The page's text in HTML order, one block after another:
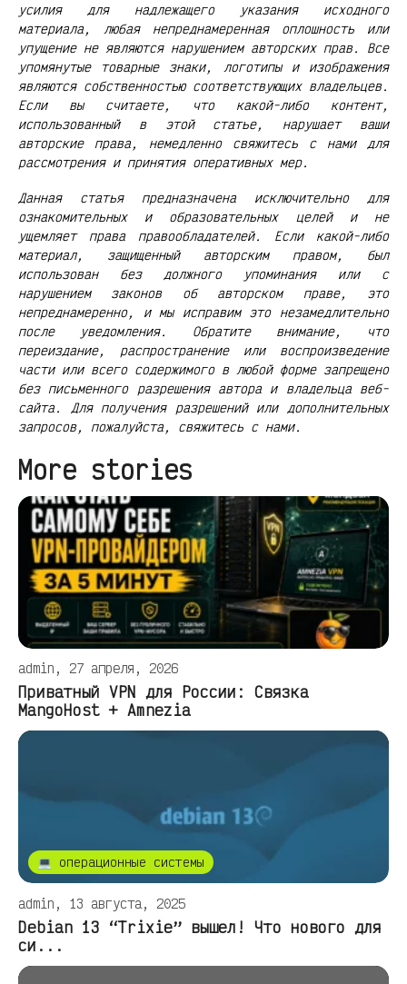
усилия для надлежащего указания исходного
материала, любая непреднамеренная оплошность или
упущение не являются нарушением авторских прав. Все
упомянутые товарные знаки, логотипы и изображения
являются собственностью соответствующих владельцев.
Если вы считаете, что какой-либо контент,
использованный в этой статье, нарушает ваши
авторские права, немедленно свяжитесь с нами для
рассмотрения и принятия оперативных мер.
Данная статья предназначена исключительно для
ознакомительных и образовательных целей и не
ущемляет права правообладателей. Если какой-либо
материал, защищенный авторским правом, был
использован без должного упоминания или с
нарушением законов об авторском праве, это
непреднамеренно, и мы исправим это незамедлительно
после уведомления. Обратите внимание, что
переиздание, распространение или воспроизведение
части или всего содержимого в любой форме запрещено
без письменного разрешения автора и владельца веб-
сайта. Для получения разрешений или дополнительных
запросов, пожалуйста, свяжитесь с нами.
More stories
admin, 27 апреля, 2026
Приватный VPN для России: Связка
MangoHost + Amnezia
💻 операционные системы
admin, 13 августа, 2025
Debian 13 “Trixie” вышел! Что нового для
си...